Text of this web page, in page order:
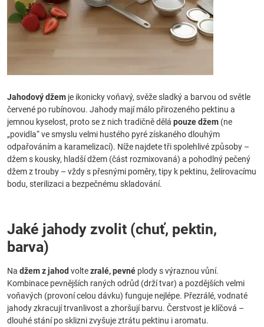
Jahodový džem je ikonicky voňavý, svěže sladký a barvou od světle
červené po rubínovou. Jahody mají málo přirozeného pektinu a
jemnou kyselost, proto se z nich tradičně dělá pouze džem (ne
„povidla“ ve smyslu velmi hustého pyré získaného dlouhým
odpařováním a karamelizací). Níže najdete tři spolehlivé způsoby –
džem s kousky, hladší džem (část rozmixovaná) a pohodlný pečený
džem z trouby – vždy s přesnými poměry, tipy k pektinu, želírovacímu
bodu, sterilizaci a bezpečnému skladování.
Jaké jahody zvolit (chuť, pektin,
barva)
Na džem z jahod voltezralé, pevné plody s výraznou vůní.
Kombinace pevnějších raných odrůd (drží tvar) a pozdějších velmi
voňavých (provoní celou dávku) funguje nejlépe. Přezrálé, vodnaté
jahody zkracují trvanlivost a zhoršují barvu. Čerstvost je klíčová –
dlouhé stání po sklizni zvyšuje ztrátu pektinu i aromatu.